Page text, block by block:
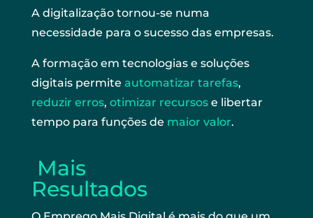
A digitalização tornou-se numa
necessidade para o sucesso das empresas.
A formação em tecnologias e soluções
digitais permite automatizar tarefas,
reduzir erros, otimizar recursose libertar
tempo para funções de maior valor.
Mais
Resultados